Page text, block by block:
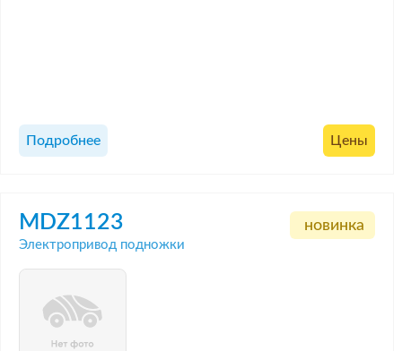
Подробнее Цены
MDZ1123
Электропривод подножки
новинка